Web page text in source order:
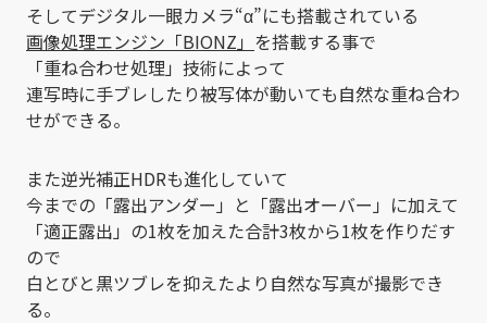
そしてデジタル一眼カメラ“α”にも搭載されている
画像処理エンジン「BIONZ」 を搭載する事で
「重ね合わせ処理」技術によって
連写時に手ブレしたり被写体が動いても自然な重ね合わ
せができる。
また逆光補正HDRも進化していて
今までの「露出アンダー」と「露出オーバー」に加えて
「適正露出」の1枚を加えた合計3枚から1枚を作りだす
ので
白とびと黒ツブレを抑えたより自然な写真が撮影でき
る。